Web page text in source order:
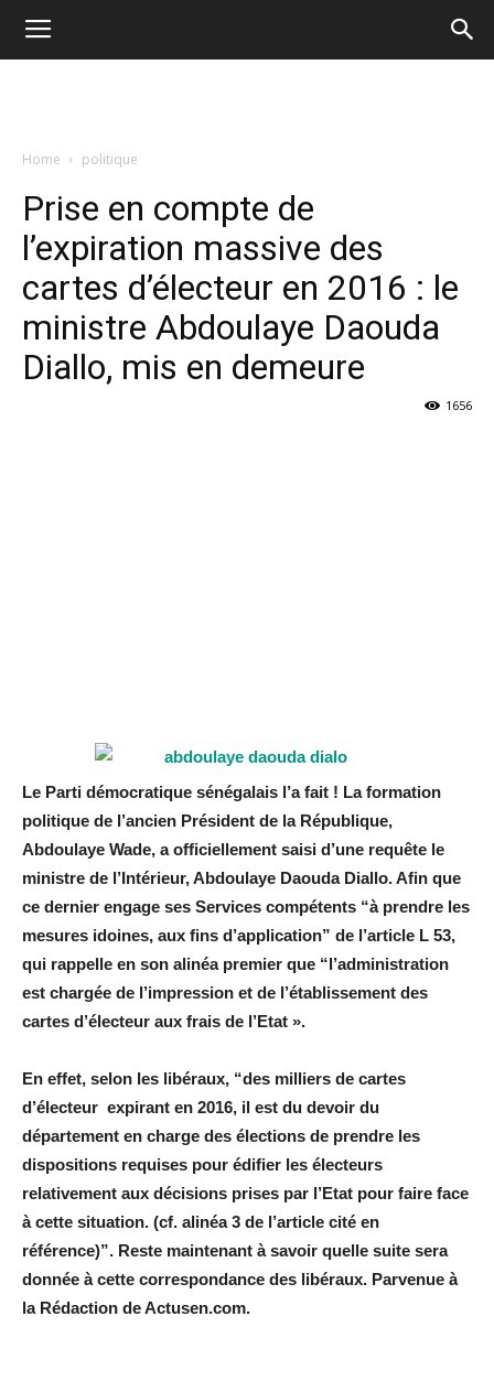
Home politique
Prise en compte de
l’expiration massive des
cartes d’électeur en 2016 : le
ministre Abdoulaye Daouda
Diallo, mis en demeure
1656
Le Parti démocratique sénégalais l’a fait ! La formation
politique de l’ancien Président de la République,
Abdoulaye Wade, a officiellement saisi d’une requête le
ministre de l’Intérieur, Abdoulaye Daouda Diallo. Afin que
ce dernier engage ses Services compétents “à prendre les
mesures idoines, aux fins d’application” de l’article L 53,
qui rappelle en son alinéa premier que “l’administration
est chargée de l’impression et de l’établissement des
cartes d’électeur aux frais de l’Etat ».
En effet, selon les libéraux, “des milliers de cartes
d’électeur expirant en 2016, il est du devoir du
département en charge des élections de prendre les
dispositions requises pour édifier les électeurs
relativement aux décisions prises par l’Etat pour faire face
à cette situation. (cf. alinéa 3 de l’article cité en
référence)”. Reste maintenant à savoir quelle suite sera
donnée à cette correspondance des libéraux. Parvenue à
la Rédaction de Actusen.com.